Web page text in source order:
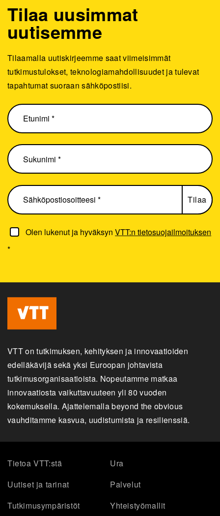
Olen lukenut ja hyväksynVTT:n tietosuojailmoituksen
*
Tilaa uusimmat
uutisemme
Tilaamalla uutiskirjeemme saat viimeisimmät
tutkimustulokset, teknologiamahdollisuudet ja tulevat
tapahtumat suoraan sähköpostiisi.
VTT on tutkimuksen, kehityksen ja innovaatioiden
edelläkävijä sekä yksi Euroopan johtavista
tutkimusorganisaatioista. Nopeutamme matkaa
innovaatiosta vaikuttavuuteen yli 80 vuoden
kokemuksella. Ajattelemalla beyond the obvious
vauhditamme kasvua, uudistumista ja resilienssiä.
Tietoa VTT:stä
Ura
Uutiset ja tarinat
Palvelut
Tutkimusympäristöt
Yhteistyömallit